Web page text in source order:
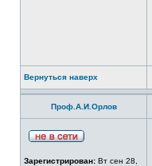
Вернуться наверх
Проф.А.И.Орлов
Зарегистрирован: Вт сен 28,